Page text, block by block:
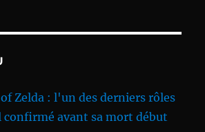
Zelda : l'un des derniers rôles
confirmé avant sa mort début